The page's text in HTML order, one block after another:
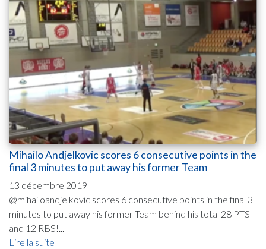
Mihailo Andjelkovic scores 6 consecutive points in the
final 3 minutes to put away his former Team
13 décembre 2019
@mihailoandjelkovic scores 6 consecutive points in the final 3
minutes to put away his former Team behind his total 28 PTS
and 12 RBS!...
Lire la suite